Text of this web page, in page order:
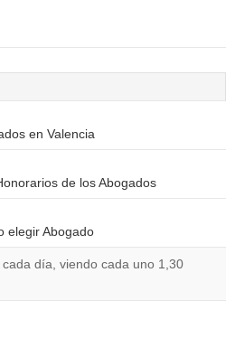
en Valencia
de los Abogados
elegir Abogado
día, viendo cada uno 1,30